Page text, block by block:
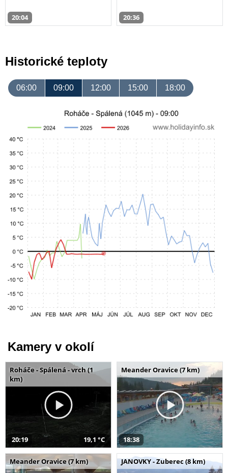
20:04 20:36
Historické teploty
06:00 09:00 12:00 15:00 18:00
Kamery v okolí
Roháče - Spálená - vrch (1
km)
20:19 19,1 °C
Meander Oravice (7 km)
18:38
Meander Oravice (7 km) JANOVKY - Zuberec (8 km)